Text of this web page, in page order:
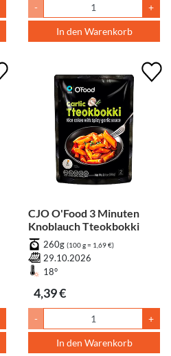
- +
In den Warenkorb
CJO O'Food 3 Minuten
Knoblauch Tteokbokki
260g (100 g = 1,69 €)
29.10.2026
18°
4,39 €
- +
In den Warenkorb